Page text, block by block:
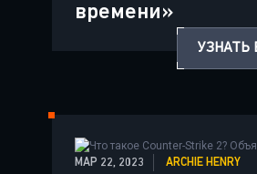
времени»
УЗНАТЬ
МАР 22, 2023 ARCHIE HENRY